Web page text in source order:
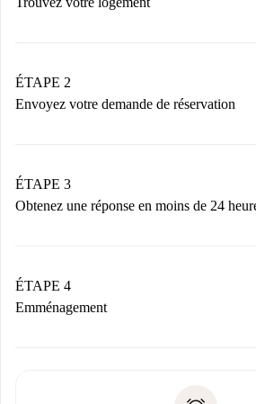
Vous disposez à l’avance de toutes
nécessaires.
ÉTAPE 2
Envoyez votre demande de réservation
Nous ne vous facturerons rien tant
n’aura pas accepté.
ÉTAPE 3
Obtenez une réponse en moins de 24
contact avec le propriétaire.
Si refusé : aucun prélèvement et
ÉTAPE 4
Emménagement